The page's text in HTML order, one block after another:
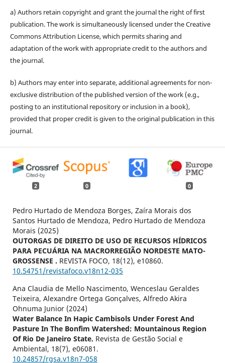
a) Authors retain copyright and grant the journal the right of first
publication. The work is simultaneously licensed under the Creative
Commons Attribution License, which permits sharing and
adaptation of the work with appropriate credit to the authors and
the journal.
b) Authors may enter into separate, additional agreements for non-
exclusive distribution of the published version of the work (e.g.,
posting to an institutional repository or inclusion in a book),
provided that proper credit is given to the original publication in this
journal.
2 0 0
Pedro Hurtado de Mendoza Borges, Zaíra Morais dos
Santos Hurtado de Mendoza, Pedro Hurtado de Mendoza
Morais (2025)
OUTORGAS DE DIREITO DE USO DE RECURSOS HÍDRICOS
PARA PECUÁRIA NA MACRORREGIÃO NORDESTE MATO-
GROSSENSE . REVISTA FOCO, 18(12), e10860.
10.54751/revistafoco.v18n12-035
Ana Claudia de Mello Nascimento, Wenceslau Geraldes
Teixeira, Alexandre Ortega Gonçalves, Alfredo Akira
Ohnuma Junior (2024)
Water Balance In Hapic Cambisols Under Forest And
Pasture In The Bonfim Watershed: Mountainous Region
Of Rio De Janeiro State. Revista de Gestão Social e
Ambiental, 18(7), e06081.
10.24857/rgsa.v18n7-058